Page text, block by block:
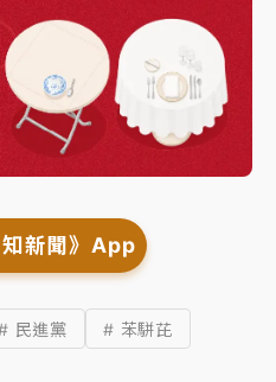
知新聞》App
民進黨
# 苯駢芘